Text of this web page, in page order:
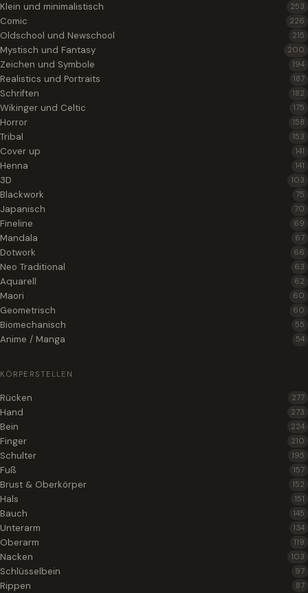
Klein und minimalistisch 253
Comic 226
Oldschool und Newschool 215
Mystisch und Fantasy 200
Zeichen und Symbole 194
Realistics und Portraits 187
Schriften 182
Wikinger und Celtic 175
Horror 158
Tribal 153
Cover up 141
Henna 141
3D 103
Blackwork 75
Japanisch 70
Fineline 69
Mandala 67
Dotwork 66
Neo Traditional 63
Aquarell 62
Maori 60
Geometrisch 60
Biomechanisch 55
Anime / Manga 54
KÖRPERSTELLEN
Rücken 277
Hand 273
Bein 224
Finger 210
Schulter 195
Fuß 157
Brust & Oberkörper 152
Hals 151
Bauch 145
Unterarm 134
Oberarm 119
Nacken 103
Schlüsselbein 97
Rippen 87